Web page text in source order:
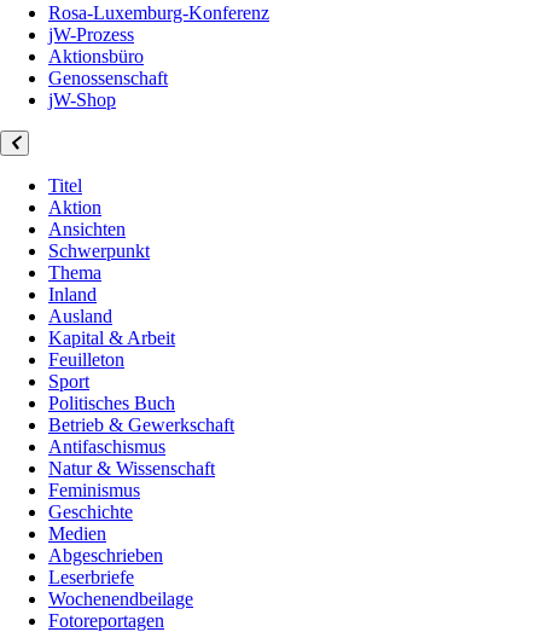
Rosa-Luxemburg-Konferenz
jW-Prozess
Aktionsbüro
Genossenschaft
jW-Shop
Titel
Aktion
Ansichten
Schwerpunkt
Thema
Inland
Ausland
Kapital & Arbeit
Feuilleton
Sport
Politisches Buch
Betrieb & Gewerkschaft
Antifaschismus
Natur & Wissenschaft
Feminismus
Geschichte
Medien
Abgeschrieben
Leserbriefe
Wochenendbeilage
Fotoreportagen